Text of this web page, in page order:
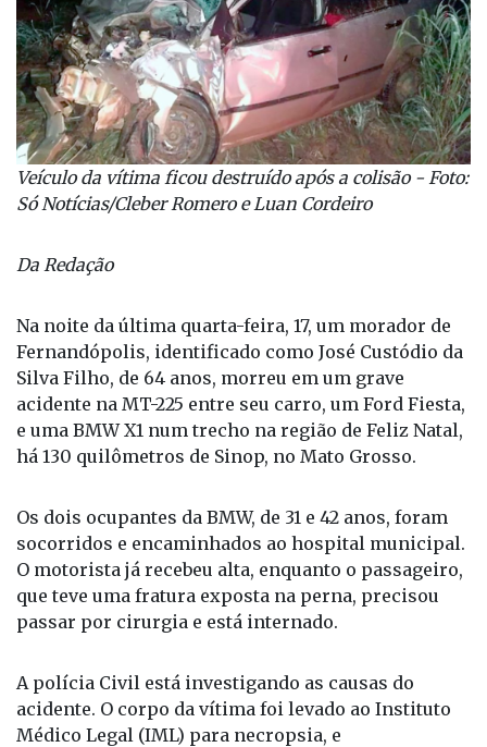
Veículo da vítima ficou destruído após a colisão - Foto:
Só Notícias/Cleber Romero e Luan Cordeiro
Da Redação
Na noite da última quarta-feira, 17, um morador de
Fernandópolis, identificado como José Custódio da
Silva Filho, de 64 anos, morreu em um grave
acidente na MT-225 entre seu carro, um Ford Fiesta,
e uma BMW X1 num trecho na região de Feliz Natal,
há 130 quilômetros de Sinop, no Mato Grosso.
Os dois ocupantes da BMW, de 31 e 42 anos, foram
socorridos e encaminhados ao hospital municipal.
O motorista já recebeu alta, enquanto o passageiro,
que teve uma fratura exposta na perna, precisou
passar por cirurgia e está internado.
A polícia Civil está investigando as causas do
acidente. O corpo da vítima foi levado ao Instituto
Médico Legal (IML) para necropsia, e